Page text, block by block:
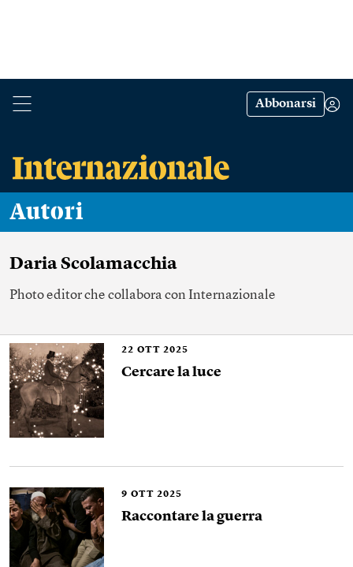
Abbonarsi
Autori
Daria Scolamacchia
Photo editor che collabora con Internazionale
22 OTT 2025
Cercare la luce
9 OTT 2025
Raccontare la guerra